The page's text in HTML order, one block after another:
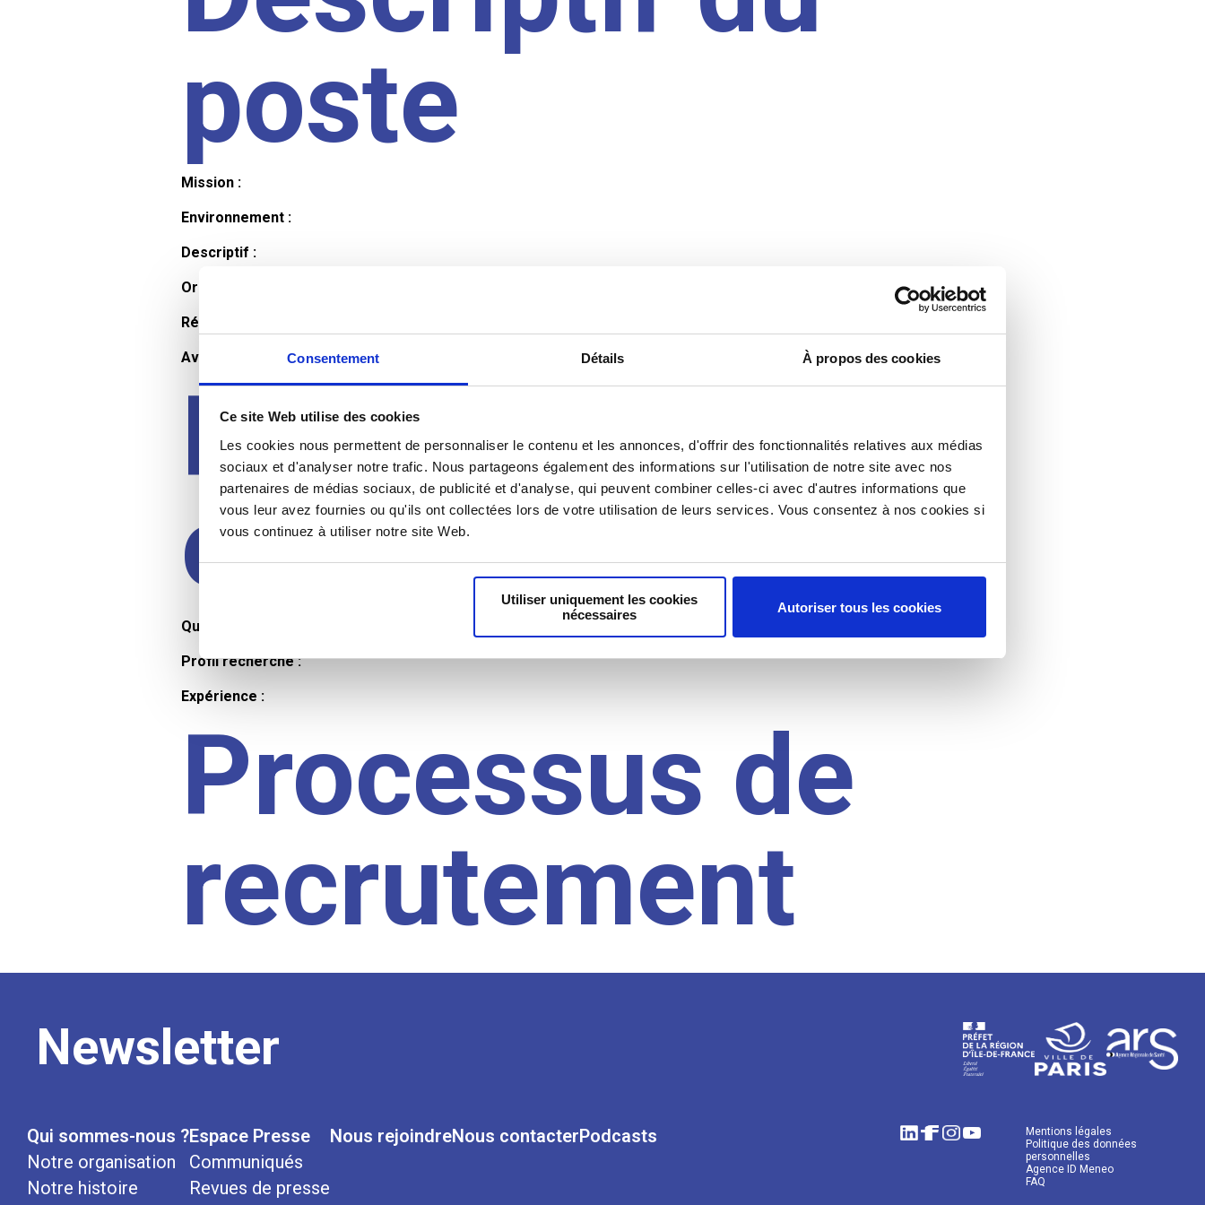
Consentement Détails À propos des cookies
Ce site Web utilise des cookies
Les cookies nous permettent de personnaliser le contenu et les annonces, d'offrir des fonctionnalités relatives aux médias
sociaux et d'analyser notre trafic. Nous partageons également des informations sur l'utilisation de notre site avec nos
partenaires de médias sociaux, de publicité et d'analyse, qui peuvent combiner celles-ci avec d'autres informations que
vous leur avez fournies ou qu'ils ont collectées lors de votre utilisation de leurs services. Vous consentez à nos cookies si
vous continuez à utiliser notre site Web.
Utiliser uniquement les cookies
nécessaires
Autoriser tous les cookies
poste
Mission :
Environnement :
Descriptif :
Organisation et horaires :
Rémunération :
Avantages :
Profil du
candidat
Qualifications et diplômes :
Profil recherché :
Expérience :
Processus de
recrutement
Newsletter
Qui sommes-nous ?
Notre organisation
Notre histoire
Espace Presse
Communiqués
Revues de presse
Nous rejoindreNous contacterPodcasts
Mentions légales
Politique des données
personnelles
Agence ID Meneo
FAQ